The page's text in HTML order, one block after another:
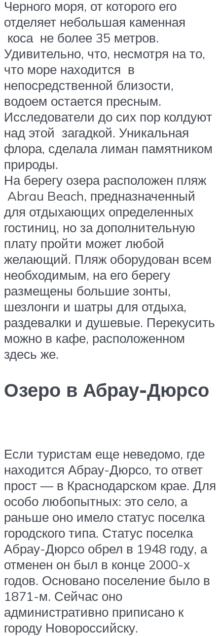
Черного моря, от которого его
отделяет небольшая каменная
коса не более 35 метров.
Удивительно, что, несмотря на то,
что море находится в
непосредственной близости,
водоем остается пресным.
Исследователи до сих пор колдуют
над этой загадкой. Уникальная
флора, сделала лиман памятником
природы.
На берегу озера расположен пляж
Abrau Beach, предназначенный
для отдыхающих определенных
гостиниц, но за дополнительную
плату пройти может любой
желающий. Пляж оборудован всем
необходимым, на его берегу
размещены большие зонты,
шезлонги и шатры для отдыха,
раздевалки и душевые. Перекусить
можно в кафе, расположенном
здесь же.
Озеро в Абрау-Дюрсо
Если туристам еще неведомо, где
находится Абрау-Дюрсо, то ответ
прост — в Краснодарском крае. Для
особо любопытных: это село, а
раньше оно имело статус поселка
городского типа. Статус поселка
Абрау-Дюрсо обрел в 1948 году, а
отменен он был в конце 2000-х
годов. Основано поселение было в
1871-м. Сейчас оно
административно приписано к
городу Новороссийску.